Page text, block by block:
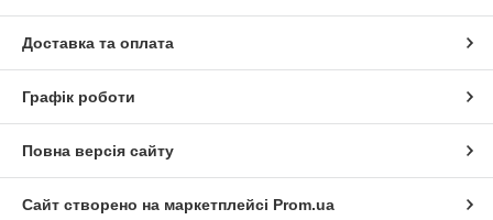
Доставка та оплата
Графік роботи
Повна версія сайту
Сайт створено на маркетплейсі Prom.ua